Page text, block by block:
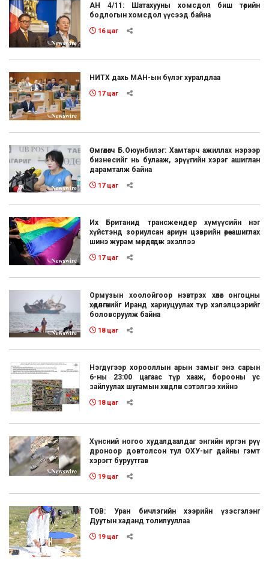
АН 4/11: Шатахууны хомсдол биш төрийн
бодлогын хомсдол үүсээд байна
16 цаг
НИТХ дахь МАН-ын бүлэг хуралдлаа
17 цаг
Өмгөөлөгч Б.Оюунбилэг: Хамтарч ажиллах нэрээр
бизнесийг нь булааж, эрүүгийн хэрэг ашиглан
дарамталж байна
17 цаг
Их Британид трансжендер хүмүүсийн нэг
хүйстэнд зориулсан ариун цэврийн өрөө ашиглах
шинэ журам мөрдөгдөж эхэллээ
17 цаг
Ормузын хоолойгоор нэвтрэх хөлөг онгоцны
хөдөлгөөнийг Иранд хариуцуулах түр хэлэлцээрийг
боловсруулж байна
18 цаг
Нэгдүгээр хорооллын арын замыг энэ сарын
6-ны 23:00 цагаас түр хааж, борооны ус
зайлуулах шугамын хөндлөн сэтэлгээ хийнэ
18 цаг
Хүнсний ногоо худалдаалдаг энгийн иргэн рүү
дроноор довтолсон тул ОХУ-ыг дайны гэмт
хэрэгт буруутгав
19 цаг
ТӨВ: Уран бичлэгийн хээрийн үзэсгэлэнг
Дуутын хаданд толилууллаа
19 цаг